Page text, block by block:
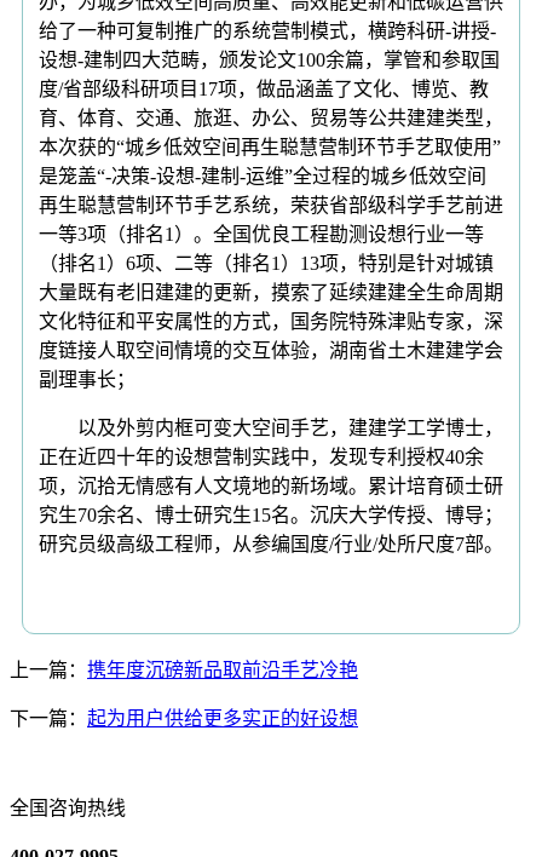
给了一种可复制推广的系统营制模式，横跨科研-讲授-
设想-建制四大范畴，颁发论文100余篇，掌管和参取国
度/省部级科研项目17项，做品涵盖了文化、博览、教
育、体育、交通、旅逛、办公、贸易等公共建建类型，
本次获的“城乡低效空间再生聪慧营制环节手艺取使用”
是笼盖“-决策-设想-建制-运维”全过程的城乡低效空间
再生聪慧营制环节手艺系统，荣获省部级科学手艺前进
一等3项（排名1）。全国优良工程勘测设想行业一等
（排名1）6项、二等（排名1）13项，特别是针对城镇
大量既有老旧建建的更新，摸索了延续建建全生命周期
文化特征和平安属性的方式，国务院特殊津贴专家，深
度链接人取空间情境的交互体验，湖南省土木建建学会
副理事长；
以及外剪内框可变大空间手艺，建建学工学博士，
正在近四十年的设想营制实践中，发现专利授权40余
项，沉拾无情感有人文境地的新场域。累计培育硕士研
究生70余名、博士研究生15名。沉庆大学传授、博导；
研究员级高级工程师，从参编国度/行业/处所尺度7部。
上一篇： 携年度沉磅新品取前沿手艺冷艳
下一篇： 起为用户供给更多实正的好设想
全国咨询热线